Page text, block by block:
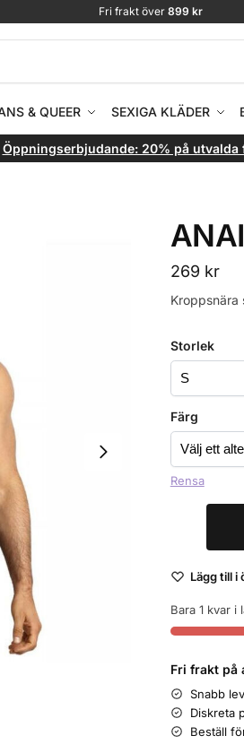
Fri frakt över 899 kr
& QUEER SEXIGA KLÄDER
Öppningserbjudande: 20% på utvalda
269 kr
Kroppsnära
Storlek
Färg
Rensa
Lägg till i
Bara 1 kvar i
Fri frakt på
Snabb
Diskreta
Beställ